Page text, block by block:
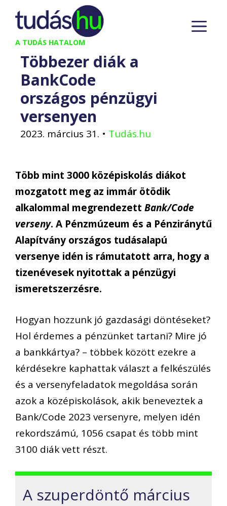
Kilépés
tartalomba
A TUDÁS HATALOM
Többezer diák a
BankCode
országos pénzügyi
versenyen
2023. március 31. • Tudás.hu
Több mint 3000 középiskolás diákot
mozgatott meg az immár ötödik
alkalommal megrendezett Bank/Code
verseny. A Pénzmúzeum és a Pénziránytű
Alapítvány országos tudásalapú
versenye idén is rámutatott arra, hogy a
tizenévesek nyitottak a pénzügyi
ismeretszerzésre.
Hogyan hozzunk jó gazdasági döntéseket?
Hol érdemes a pénzünket tartani? Mire jó
a bankkártya? – többek között ezekre a
kérdésekre kaphattak választ a felkészülés
és a versenyfeladatok megoldása során
azok a középiskolások, akik beneveztek a
Bank/Code 2023 versenyre, melyen idén
rekordszámú, 1056 csapat és több mint
3100 diák vett részt.
A szuperdöntő március